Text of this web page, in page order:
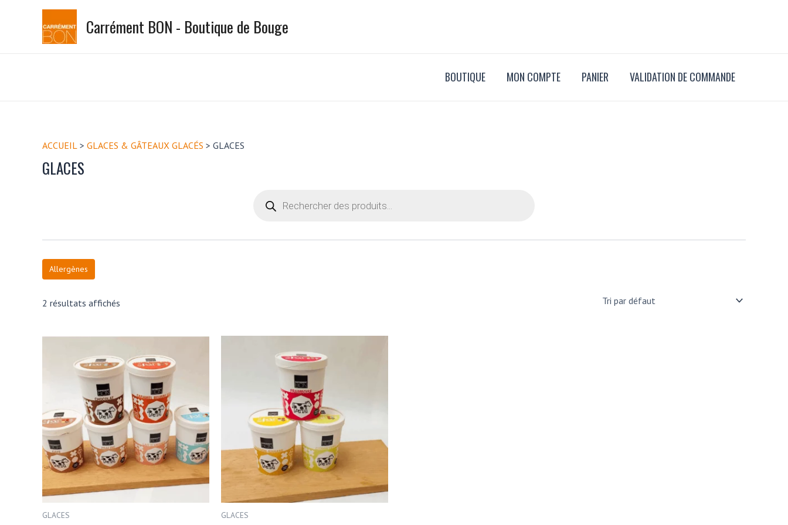
Carrément BON - Boutique de Bouge
BOUTIQUE MON COMPTE PANIER VALIDATION DE COMMANDE
ACCUEIL > GLACES & GÂTEAUX GLACÉS > GLACES
GLACES
Allergènes
2 résultats affichés
GLACES GLACES